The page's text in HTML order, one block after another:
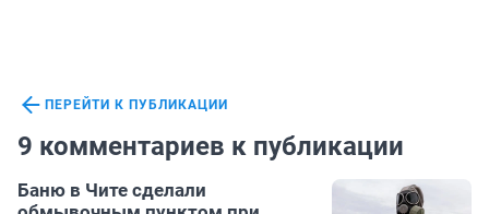
ПЕРЕЙТИ К ПУБЛИКАЦИИ
9 комментариев к публикации
Баню в Чите сделали